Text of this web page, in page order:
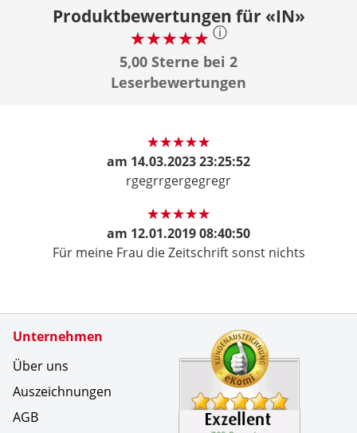
Produktbewertungen für «IN»
ⓘ
5,00 Sterne bei 2
Leserbewertungen
am 14.03.2023 23:25:52
rgegrrgergegregr
am 12.01.2019 08:40:50
Für meine Frau die Zeitschrift sonst nichts
Unternehmen
Über uns
Auszeichnungen
AGB
Zertifikate